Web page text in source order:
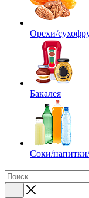
Орехи/
Бакалея
Соки/